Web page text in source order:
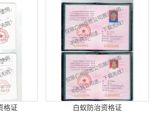
格证 白蚁防治资格证